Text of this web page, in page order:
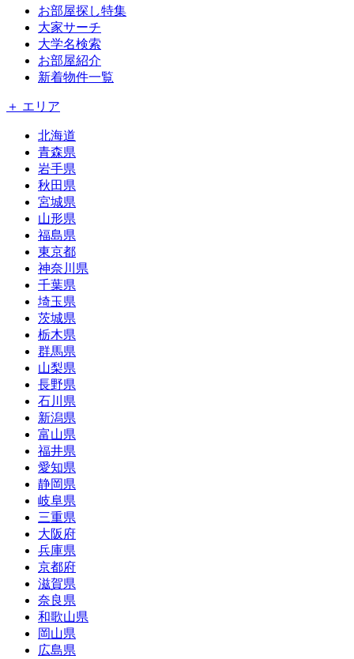
お部屋探し特集
大家サーチ
大学名検索
お部屋紹介
新着物件一覧
＋ エリア
北海道
青森県
岩手県
秋田県
宮城県
山形県
福島県
東京都
神奈川県
千葉県
埼玉県
茨城県
栃木県
群馬県
山梨県
長野県
石川県
新潟県
富山県
福井県
愛知県
静岡県
岐阜県
三重県
大阪府
兵庫県
京都府
滋賀県
奈良県
和歌山県
岡山県
広島県